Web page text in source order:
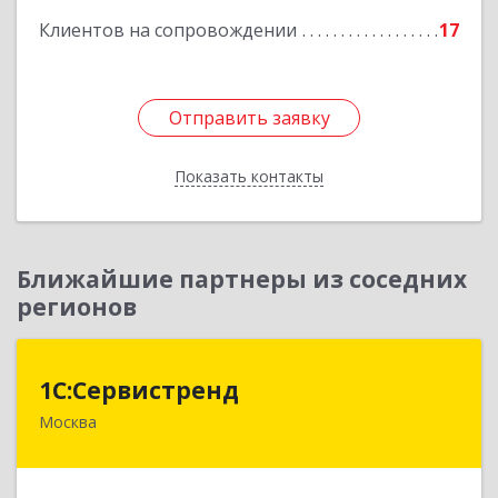
Клиентов на сопровождении 17
Отправить заявку
Показать контакты
Подробнее
Отправить заявку
Назад
Ближайшие партнеры из соседних
регионов
1С:Сервистренд
Москва
107023, Москва г, Семёновский пер, дом № 15,